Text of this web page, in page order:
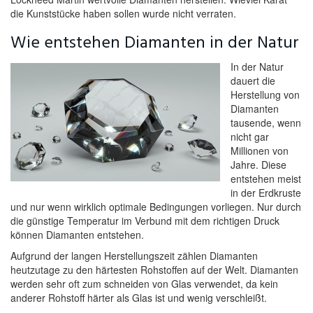
die Kunststücke haben sollen wurde nicht verraten.
Wie entstehen Diamanten in der Natur
In der Natur
dauert die
Herstellung von
Diamanten
tausende, wenn
nicht gar
Millionen von
Jahre. Diese
entstehen meist
in der Erdkruste
und nur wenn wirklich optimale Bedingungen vorliegen. Nur durch
die günstige Temperatur im Verbund mit dem richtigen Druck
können Diamanten entstehen.
Aufgrund der langen Herstellungszeit zählen Diamanten
heutzutage zu den härtesten Rohstoffen auf der Welt. Diamanten
werden sehr oft zum schneiden von Glas verwendet, da kein
anderer Rohstoff härter als Glas ist und wenig verschleißt.